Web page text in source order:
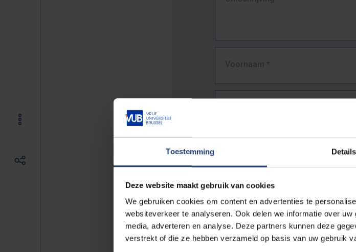
Toestemming Details
Deze website maakt gebruik van cookies
We gebruiken cookies om content en advertenties te
websiteverkeer te analyseren. Ook delen we informatie over
media, adverteren en analyse. Deze partners kunnen deze
verstrekt of die ze hebben verzameld op basis van uw gebruik
Voornaam *
URL*
De volledige URL van de pagina waar je de fout zag.
Bv. https://www.vub.be/nl/studeren-aan-de-vub/